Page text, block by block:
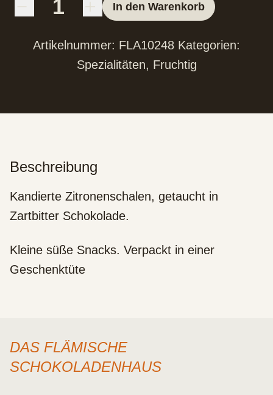
In den Warenkorb
Artikelnummer: FLA10248 Kategorien:
Spezialitäten, Fruchtig
Beschreibung
Kandierte Zitronenschalen, getaucht in
Zartbitter Schokolade.
Kleine süße Snacks. Verpackt in einer
Geschenktüte
DAS FLÄMISCHE
SCHOKOLADENHAUS